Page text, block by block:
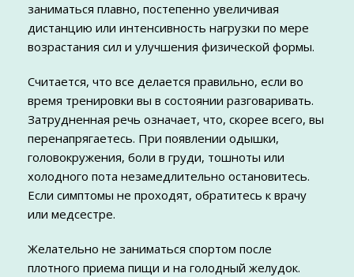
заниматься плавно, постепенно увеличивая
дистанцию или интенсивность нагрузки по мере
возрастания сил и улучшения физической формы.
Считается, что все делается правильно, если во
время тренировки вы в состоянии разговаривать.
Затрудненная речь означает, что, скорее всего, вы
перенапрягаетесь. При появлении одышки,
головокружения, боли в груди, тошноты или
холодного пота незамедлительно остановитесь.
Если симптомы не проходят, обратитесь к врачу
или медсестре.
Желательно не заниматься спортом после
плотного приема пищи и на голодный желудок.